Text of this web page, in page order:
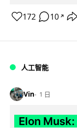
172 10 ↗
人工智能
Vin 1 日
Elon Musk: